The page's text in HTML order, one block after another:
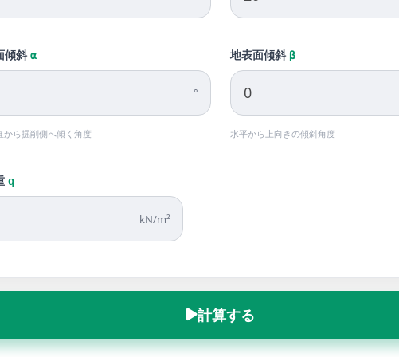
傾斜α
°
から掘削側へ傾く角度
地表面傾斜β
水平から上向きの傾斜角度
q
kN/m²
計算する